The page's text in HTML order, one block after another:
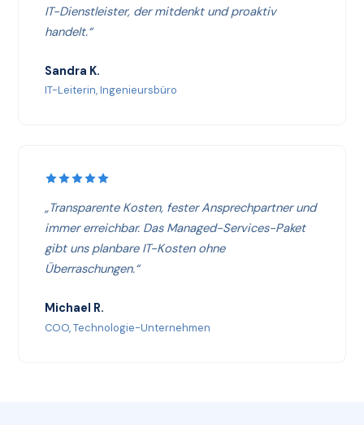
IT-Dienstleister, der mitdenkt und proaktiv
handelt.“
Sandra K.
IT-Leiterin, Ingenieursbüro
„Transparente Kosten, fester Ansprechpartner und
immer erreichbar. Das Managed-Services-Paket
gibt uns planbare IT-Kosten ohne
Überraschungen.“
Michael R.
COO, Technologie-Unternehmen